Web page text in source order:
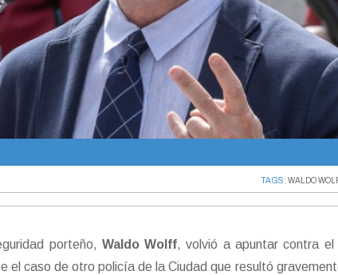
TAGS:WALDO
porteño, Waldo Wolff, volvió a apuntar contra el
el caso de otro policía de la Ciudad que resultó